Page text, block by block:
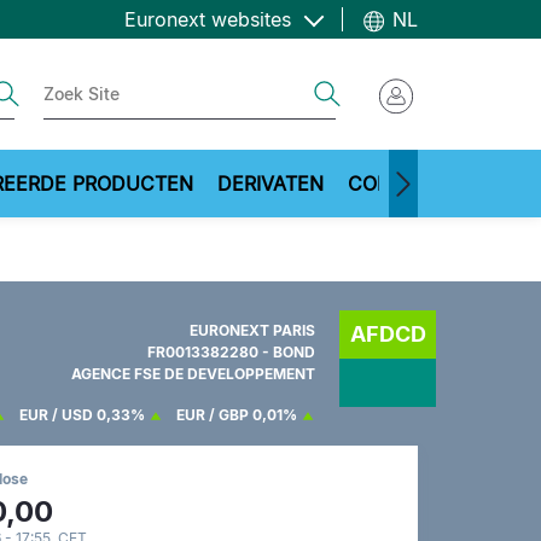
Euronext websites NL
PRODUCTEN DERIVATEN COMMODITIES
EURONEXT PARIS
FR0013382280 - BOND
AGENCE FSE DE DEVELOPPEMENT
AFDCD
EUR / USD 0,33% EUR / GBP 0,01%